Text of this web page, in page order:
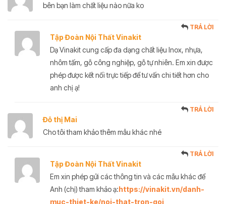
bên bạn làm chất liệu nào nữa ko
Tập Đoàn Nội Thất Vinakit
TRẢ LỜI
Dạ Vinakit cung cấp đa dạng chất liệu Inox, nhựa,
nhôm tấm, gỗ công nghiệp, gỗ tự nhiên. Em xin được
phép được kết nối trực tiếp để tư vấn chi tiết hơn cho
anh chị ạ!
Đỗ thị Mai
TRẢ LỜI
Cho tôi tham khảo thêm mẫu khác nhé
Tập Đoàn Nội Thất Vinakit
TRẢ LỜI
Em xin phép gửi các thông tin và các mẫu khác để
Anh (chị) tham khảo ạ:https://vinakit.vn/danh-
muc-thiet-ke/noi-that-tron-goi